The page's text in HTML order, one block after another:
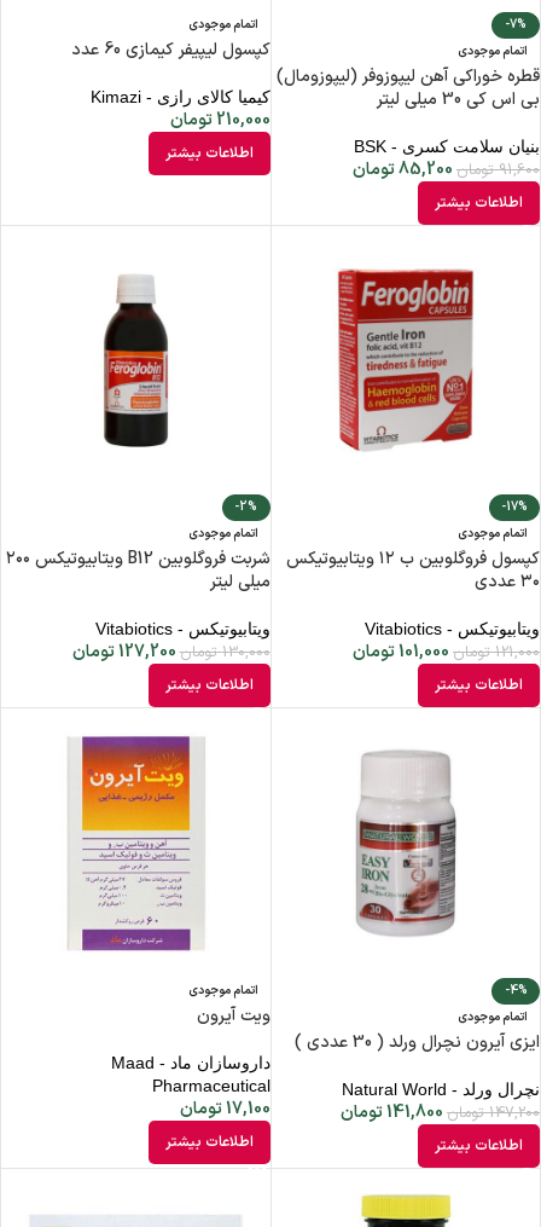
-7%
اتمام موجودی
قطره خوراکی آهن لیپوزوفر (لیپوزومال)
بی اس کی 30 میلی لیتر
بنیان سلامت کسری - BSK
91,600 تومان 85,200تومان
اطلاعات بیشتر
اتمام موجودی
کپسول لیپیفر کیمازی 60 عدد
کیمیا کالای رازی - Kimazi
210,000 تومان
اطلاعات بیشتر
-17%
اتمام موجودی
کپسول فروگلوبین ب ۱۲ ویتابیوتیکس
۳۰ عددی
ویتابیوتیکس - Vitabiotics
121,000 تومان 101,000تومان
اطلاعات بیشتر
-2%
اتمام موجودی
شربت فروگلوبین B12 ویتابیوتیکس ۲۰۰
میلی لیتر
ویتابیوتیکس - Vitabiotics
130,000 تومان127,200تومان
اطلاعات بیشتر
-4%
اتمام موجودی
ایزی آیرون نچرال ورلد ( 30 عددي )
نچرال ورلد - Natural World
147,200 تومان 141,800تومان
اطلاعات بیشتر
اتمام موجودی
ویت آیرون
داروسازان ماد - Maad
Pharmaceutical
17,100تومان
اطلاعات بیشتر